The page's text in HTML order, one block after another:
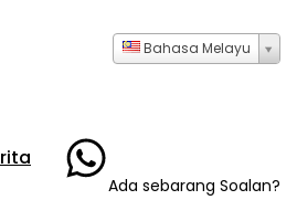
Bahasa Melayu
Ada sebarang Soalan?